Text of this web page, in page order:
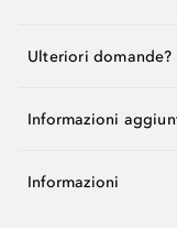
Ulteriori domande?
Informazioni
Informazioni